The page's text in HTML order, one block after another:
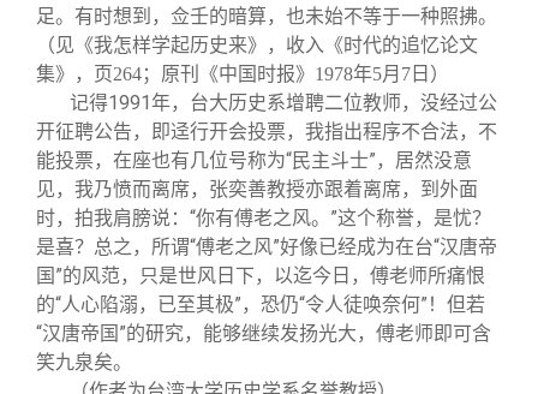
足。有时想到，佥壬的暗算，也未始不等于一种照拂。
（见《我怎样学起历史来》，收入《时代的追忆论文
集》，页264；原刊《中国时报》1978年5月7日）
记得1991年，台大历史系增聘二位教师，没经过公
开征聘公告，即迳行开会投票，我指出程序不合法，不
能投票，在座也有几位号称为“民主斗士”，居然没意
见，我乃愤而离席，张奕善教授亦跟着离席，到外面
时，拍我肩膀说：“你有傅老之风。”这个称誉，是忧？
是喜？总之，所谓“傅老之风”好像已经成为在台“汉唐帝
国”的风范，只是世风日下，以迄今日，傅老师所痛恨
的“人心陷溺，已至其极”，恐仍“令人徒唤奈何”！但若
“汉唐帝国”的研究，能够继续发扬光大，傅老师即可含
笑九泉矣。